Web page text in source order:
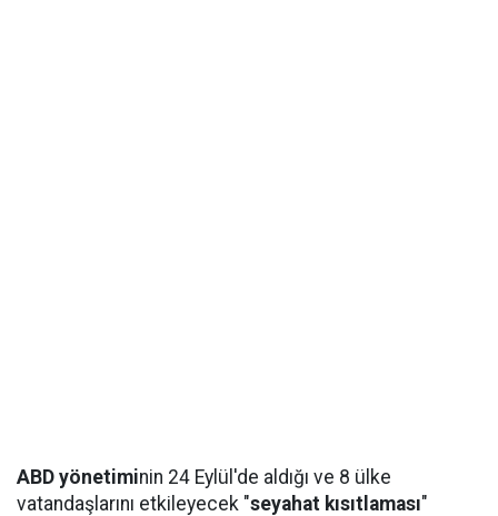
ABD yönetiminin 24 Eylül'de aldığı ve 8 ülke
vatandaşlarını etkileyecek "seyahat kısıtlaması"